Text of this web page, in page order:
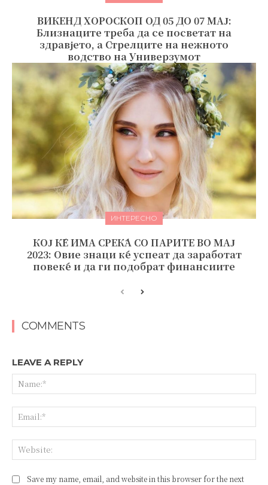
ВИКЕНД ХОРОСКОП ОД 05 ДО 07 МАЈ:
Близнаците треба да се посветат на
здравјето, а Стрелците на нежното
водство на Универзумот
ИНТЕРЕСНО
КОЈ ЌЕ ИМА СРЕЌА СО ПАРИТЕ ВО МАЈ
2023: Овие знаци ќе успеат да заработат
повеќе и да ги подобрат финансиите
COMMENTS
LEAVE A REPLY
Save my name, email, and website in this browser for the next